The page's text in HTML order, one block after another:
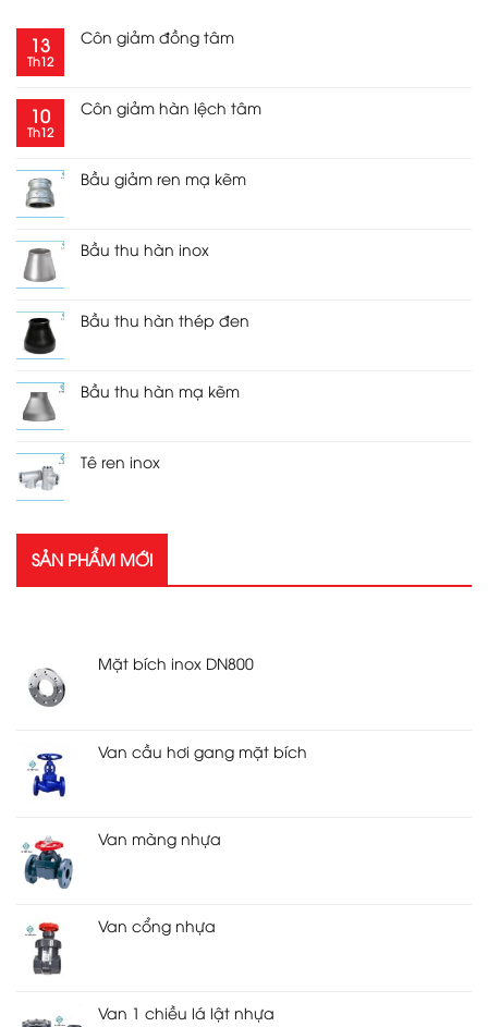
13
Th12
Côn giảm đồng tâm
10
Th12
Côn giảm hàn lệch tâm
Bầu giảm ren mạ kẽm
Bầu thu hàn inox
Bầu thu hàn thép đen
Bầu thu hàn mạ kẽm
Tê ren inox
SẢN PHẨM MỚI
Mặt bích inox DN800
Van cầu hơi gang mặt bích
Van màng nhựa
Van cổng nhựa
Van 1 chiều lá lật nhựa